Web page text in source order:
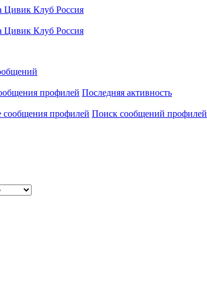
профилей Последняя активность
профилей Поиск сообщений профилей